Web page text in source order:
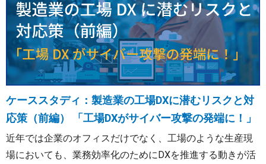
ケーススタディ：製造業の工場DXに潜むリスクと対
応策（前編） 「工場DXがサイバー攻撃の発端に！」
近年では企業のオフィスだけでなく、工場のような生産現
場においても、業務効率化のためにDXを推進する動きが活